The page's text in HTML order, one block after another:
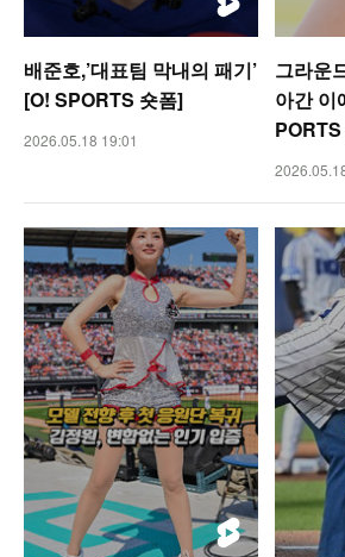
배준호,’대표팀 막내의 패기’
[O! SPORTS 숏폼]
2026.05.18 19:01
그라운
아간 이